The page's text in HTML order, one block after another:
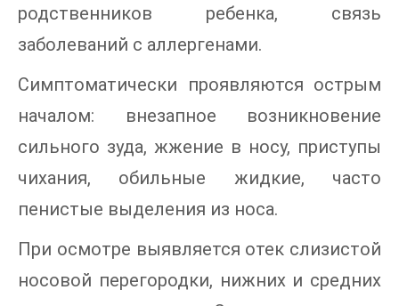
родственников ребенка, связь
заболеваний с аллергенами.
Симптоматически проявляются острым
началом: внезапное возникновение
сильного зуда, жжение в носу, приступы
чихания, обильные жидкие, часто
пенистые выделения из носа.
При осмотре выявляется отек слизистой
носовой перегородки, нижних и средних